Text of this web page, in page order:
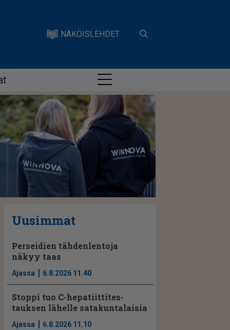
NÄKÖISLEHDET
Uusimmat
Perseidien tähdenlentoja
näkyy taas
Ajassa 6.8.2026 11.40
Stoppi tuo C-hepatiit­ti­tes­
tauksen lähelle satakuntalaisia
Ajassa 6.8.2026 11.10